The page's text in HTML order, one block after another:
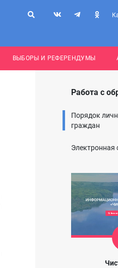
ВЫБОРЫ И РЕФЕРЕНДУМЫ
Работа с
Порядок
граждан